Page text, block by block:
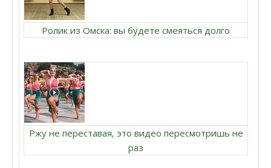
Ролик из Омска: вы будете смеяться долго
Ржу не переставая, это видео пересмотришь не
раз